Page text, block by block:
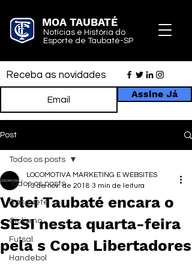
MOA TAUBATÉ
Notícias e História do
Esporte de Taubaté-SP
Receba as novidades
Assine Já
Post
Todos os posts
Basquete
Ciclismo
Futsal
Handebol
Todos os posts
Volei Taubaté encara o
SESI nesta quarta-feira
pela s Copa Libertadores
LOCOMOTIVA MARKETING E WEBSITES
13 de nov. de 2018 3 min de leitura